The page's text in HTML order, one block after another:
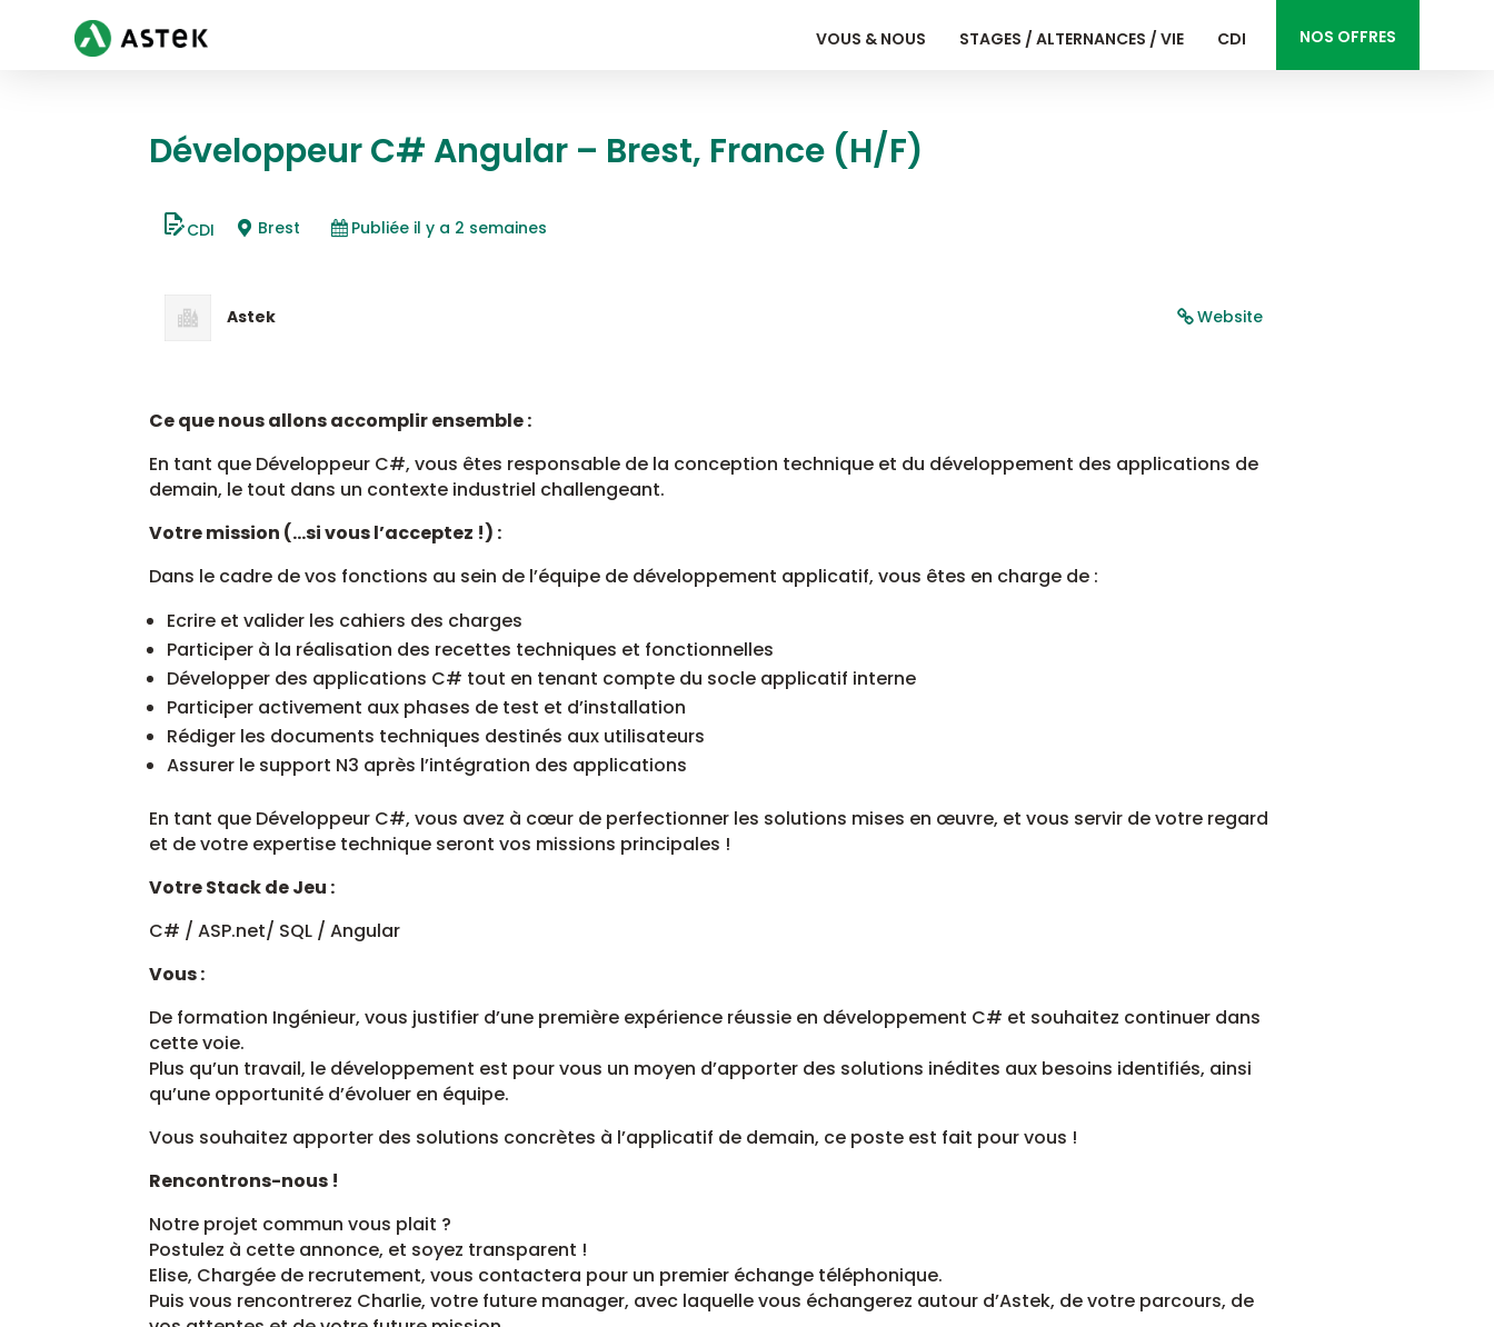
NOS OFFRES
VOUS & NOUS STAGES / ALTERNANCES / VIE CDI
Développeur C# Angular – Brest, France (H/F)
CDI Brest Publiée il y a 2 semaines
Website
Astek
Ce que nous allons accomplir ensemble :
En tant que Développeur C#, vous êtes responsable de la conception technique et du développement des applications de
demain, le tout dans un contexte industriel challengeant.
Votre mission (…si vous l’acceptez !) :
Dans le cadre de vos fonctions au sein de l’équipe de développement applicatif, vous êtes en charge de :
Ecrire et valider les cahiers des charges
Participer à la réalisation des recettes techniques et fonctionnelles
Développer des applications C# tout en tenant compte du socle applicatif interne
Participer activement aux phases de test et d’installation
Rédiger les documents techniques destinés aux utilisateurs
Assurer le support N3 après l’intégration des applications
En tant que Développeur C#, vous avez à cœur de perfectionner les solutions mises en œuvre, et vous servir de votre regard
et de votre expertise technique seront vos missions principales !
Votre Stack de Jeu :
C# / ASP.net/ SQL / Angular
Vous :
De formation Ingénieur, vous justifier d’une première expérience réussie en développement C# et souhaitez continuer dans
cette voie.
Plus qu’un travail, le développement est pour vous un moyen d’apporter des solutions inédites aux besoins identifiés, ainsi
qu’une opportunité d’évoluer en équipe.
Vous souhaitez apporter des solutions concrètes à l’applicatif de demain, ce poste est fait pour vous !
Rencontrons-nous !
Notre projet commun vous plait ?
Postulez à cette annonce, et soyez transparent !
Elise, Chargée de recrutement, vous contactera pour un premier échange téléphonique.
Puis vous rencontrerez Charlie, votre future manager, avec laquelle vous échangerez autour d’Astek, de votre parcours, de